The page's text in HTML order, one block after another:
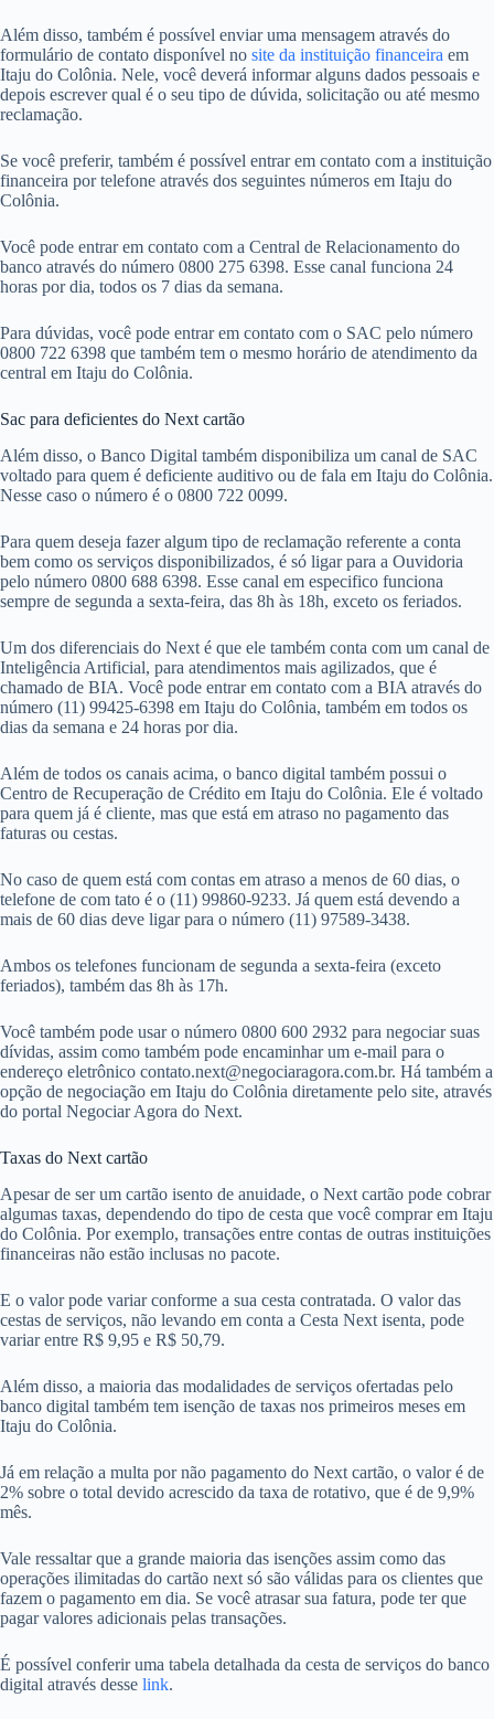
Além disso, também é possível enviar uma mensagem através do
formulário de contato disponível no site da instituição financeira em
Itaju do Colônia. Nele, você deverá informar alguns dados pessoais e
depois escrever qual é o seu tipo de dúvida, solicitação ou até mesmo
reclamação.
Se você preferir, também é possível entrar em contato com a instituição
financeira por telefone através dos seguintes números em Itaju do
Colônia.
Você pode entrar em contato com a Central de Relacionamento do
banco através do número 0800 275 6398. Esse canal funciona 24
horas por dia, todos os 7 dias da semana.
Para dúvidas, você pode entrar em contato com o SAC pelo número
0800 722 6398 que também tem o mesmo horário de atendimento da
central em Itaju do Colônia.
Sac para deficientes do Next cartão
Além disso, o Banco Digital também disponibiliza um canal de SAC
voltado para quem é deficiente auditivo ou de fala em Itaju do Colônia.
Nesse caso o número é o 0800 722 0099.
Para quem deseja fazer algum tipo de reclamação referente a conta
bem como os serviços disponibilizados, é só ligar para a Ouvidoria
pelo número 0800 688 6398. Esse canal em especifico funciona
sempre de segunda a sexta-feira, das 8h às 18h, exceto os feriados.
Um dos diferenciais do Next é que ele também conta com um canal de
Inteligência Artificial, para atendimentos mais agilizados, que é
chamado de BIA. Você pode entrar em contato com a BIA através do
número (11) 99425-6398 em Itaju do Colônia, também em todos os
dias da semana e 24 horas por dia.
Além de todos os canais acima, o banco digital também possui o
Centro de Recuperação de Crédito em Itaju do Colônia. Ele é voltado
para quem já é cliente, mas que está em atraso no pagamento das
faturas ou cestas.
No caso de quem está com contas em atraso a menos de 60 dias, o
telefone de com tato é o (11) 99860-9233. Já quem está devendo a
mais de 60 dias deve ligar para o número (11) 97589-3438.
Ambos os telefones funcionam de segunda a sexta-feira (exceto
feriados), também das 8h às 17h.
Você também pode usar o número 0800 600 2932 para negociar suas
dívidas, assim como também pode encaminhar um e-mail para o
endereço eletrônico contato.next@negociaragora.com.br. Há também a
opção de negociação em Itaju do Colônia diretamente pelo site, através
do portal Negociar Agora do Next.
Taxas do Next cartão
Apesar de ser um cartão isento de anuidade, o Next cartão pode cobrar
algumas taxas, dependendo do tipo de cesta que você comprar em Itaju
do Colônia. Por exemplo, transações entre contas de outras instituições
financeiras não estão inclusas no pacote.
E o valor pode variar conforme a sua cesta contratada. O valor das
cestas de serviços, não levando em conta a Cesta Next isenta, pode
variar entre R$ 9,95 e R$ 50,79.
Além disso, a maioria das modalidades de serviços ofertadas pelo
banco digital também tem isenção de taxas nos primeiros meses em
Itaju do Colônia.
Já em relação a multa por não pagamento do Next cartão, o valor é de
2% sobre o total devido acrescido da taxa de rotativo, que é de 9,9%
mês.
Vale ressaltar que a grande maioria das isenções assim como das
operações ilimitadas do cartão next só são válidas para os clientes que
fazem o pagamento em dia. Se você atrasar sua fatura, pode ter que
pagar valores adicionais pelas transações.
É possível conferir uma tabela detalhada da cesta de serviços do banco
digital através desse link.